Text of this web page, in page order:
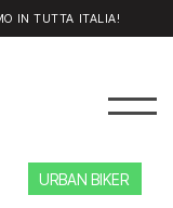
IN TUTTA ITALIA!
URBAN BIKER